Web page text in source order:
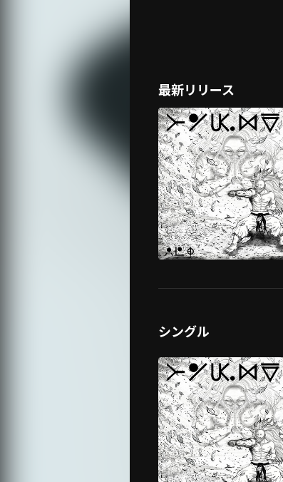
最新リリース
シングル